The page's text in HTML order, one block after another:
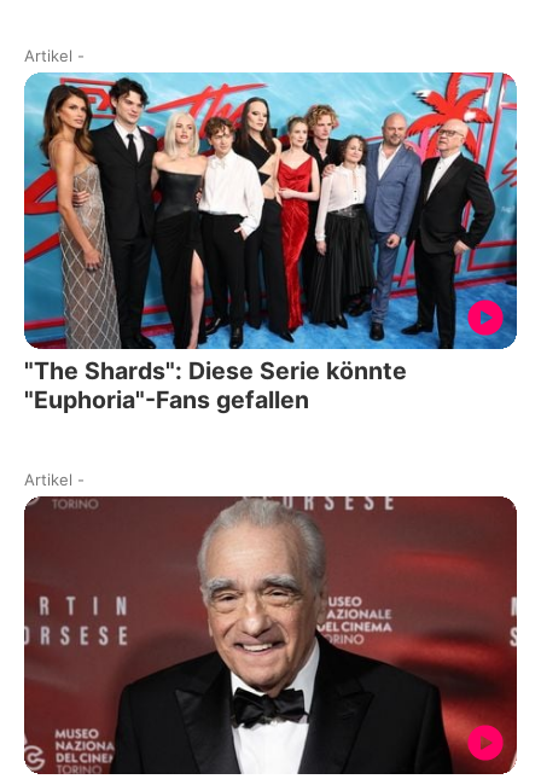
Artikel -
"The Shards": Diese Serie könnte
"Euphoria"-Fans gefallen
Artikel -